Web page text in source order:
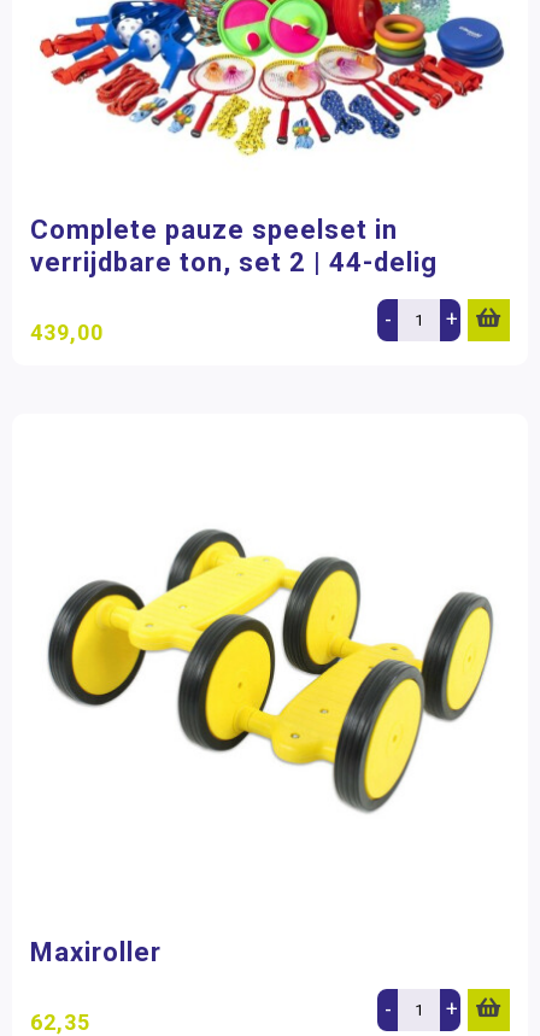
Complete pauze speelset in
verrijdbare ton, set 2 | 44-delig
439,00 - +
Maxiroller
62,35 - +